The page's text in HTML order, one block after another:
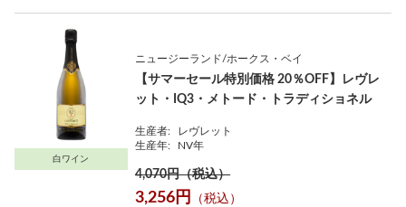
白ワイン
ニュージーランド/ホークス・ベイ
【サマーセール特別価格 20％OFF】レヴレ
ット・IQ3・メトード・トラディショネル
生産者:
レヴレット
生産年:
NV年
4,070円（税込）
3,256円 （税込）